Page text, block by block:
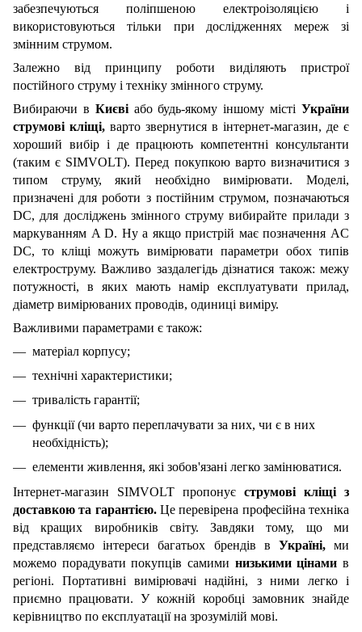
забезпечуються поліпшеною електроізоляцією і
використовуються тільки при дослідженнях мереж зі
змінним струмом.
Залежно від принципу роботи виділяють пристрої
постійного струму і техніку змінного струму.
Вибираючи в Києвіабо будь-якому іншому містіУкраїни
струмові кліщі, варто звернутися в інтернет-магазин, де є
хороший вибір і де працюють компетентні консультанти
(таким є SIMVOLT). Перед покупкою варто визначитися з
типом струму, який необхідно вимірювати. Моделі,
призначені для роботи з постійним струмом, позначаються
DC, для досліджень змінного струму вибирайте прилади з
маркуванням A D. Ну а якщо пристрій має позначення AC
DC, то кліщі можуть вимірювати параметри обох типів
електроструму. Важливо заздалегідь дізнатися також: межу
потужності, в яких мають намір експлуатувати прилад,
діаметр вимірюваних проводів, одиниці виміру.
Важливими параметрами є також:
матеріал корпусу;
технічні характеристики;
тривалість гарантії;
функції (чи варто переплачувати за них, чи є в них
необхідність);
елементи живлення, які зобов'язані легко замінюватися.
Інтернет-магазин SIMVOLT пропонує струмові кліщі з
доставкою та гарантією. Це перевірена професійна техніка
від кращих виробників світу. Завдяки тому, що ми
представляємо інтереси багатьох брендів в Україні,ми
можемо порадувати покупців самими низькими цінами в
регіоні. Портативні вимірювачі надійні, з ними легко і
приємно працювати. У кожній коробці замовник знайде
керівництво по експлуатації на зрозумілій мові.